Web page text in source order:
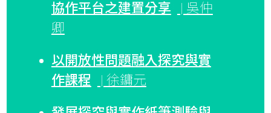
協作平台之建置分享
| 吳仲
卿
以開放性問題融入探究與實
作課程
| 徐鏞元